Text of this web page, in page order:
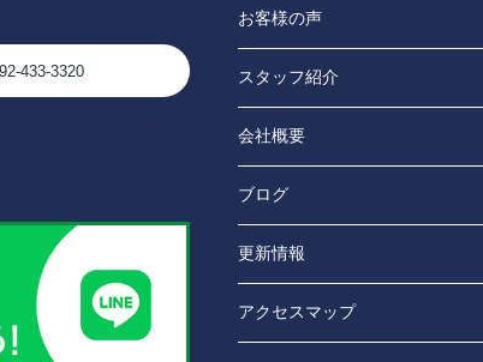
433-3320
お客様の声
スタッフ紹介
会社概要
ブログ
更新情報
アクセスマップ